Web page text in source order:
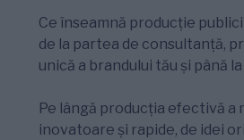
Ce înseamnă producție
de la partea de consultanță,
unică a brandului tău și până
Pe lângă producția efectivă
inovatoare și rapide, de idei